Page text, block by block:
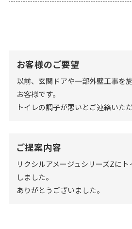
お客様のご要望
以前、玄関ドアや一部外壁工事を
お客様です。
トイレの調子が悪いとご連絡いた
ご提案内容
リクシルアメージュシリーズZに
しました。
ありがとうございました。